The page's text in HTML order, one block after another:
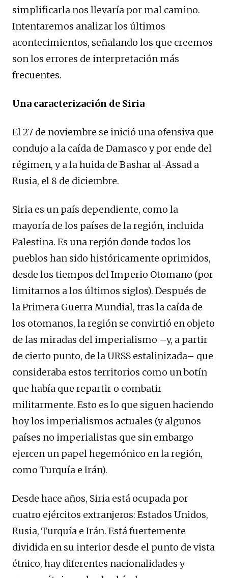
simplificarla nos llevaría por mal camino.
Intentaremos analizar los últimos
acontecimientos, señalando los que creemos
son los errores de interpretación más
frecuentes.
Una caracterización de Siria
El 27 de noviembre se inició una ofensiva que
condujo a la caída de Damasco y por ende del
régimen, y a la huida de Bashar al-Assad a
Rusia, el 8 de diciembre.
Siria es un país dependiente, como la
mayoría de los países de la región, incluida
Palestina. Es una región donde todos los
pueblos han sido históricamente oprimidos,
desde los tiempos del Imperio Otomano (por
limitarnos a los últimos siglos). Después de
la Primera Guerra Mundial, tras la caída de
los otomanos, la región se convirtió en objeto
de las miradas del imperialismo –y, a partir
de cierto punto, de la URSS estalinizada– que
consideraba estos territorios como un botín
que había que repartir o combatir
militarmente. Esto es lo que siguen haciendo
hoy los imperialismos actuales (y algunos
países no imperialistas que sin embargo
ejercen un papel hegemónico en la región,
como Turquía e Irán).
Desde hace años, Siria está ocupada por
cuatro ejércitos extranjeros: Estados Unidos,
Rusia, Turquía e Irán. Está fuertemente
dividida en su interior desde el punto de vista
étnico, hay diferentes nacionalidades y